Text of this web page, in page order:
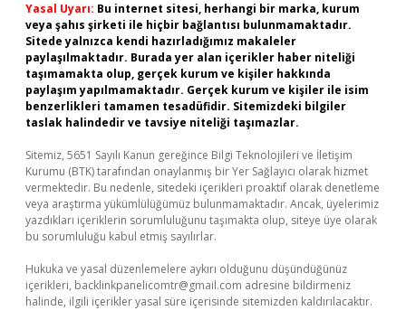
Yasal Uyarı: Bu internet sitesi, herhangi bir marka, kurum
veya şahıs şirketi ile hiçbir bağlantısı bulunmamaktadır.
Sitede yalnızca kendi hazırladığımız makaleler
paylaşılmaktadır. Burada yer alan içerikler haber niteliği
taşımamakta olup, gerçek kurum ve kişiler hakkında
paylaşım yapılmamaktadır. Gerçek kurum ve kişiler ile isim
benzerlikleri tamamen tesadüfidir. Sitemizdeki bilgiler
taslak halindedir ve tavsiye niteliği taşımazlar.
Sitemiz, 5651 Sayılı Kanun gereğince Bilgi Teknolojileri ve İletişim
Kurumu (BTK) tarafından onaylanmış bir Yer Sağlayıcı olarak hizmet
vermektedir. Bu nedenle, sitedeki içerikleri proaktif olarak denetleme
veya araştırma yükümlülüğümüz bulunmamaktadır. Ancak, üyelerimiz
yazdıkları içeriklerin sorumluluğunu taşımakta olup, siteye üye olarak
bu sorumluluğu kabul etmiş sayılırlar.
Hukuka ve yasal düzenlemelere aykırı olduğunu düşündüğünüz
içerikleri, backlinkpanelicomtr@gmail.com adresine bildirmeniz
halinde, ilgili içerikler yasal süre içerisinde sitemizden kaldırılacaktır.